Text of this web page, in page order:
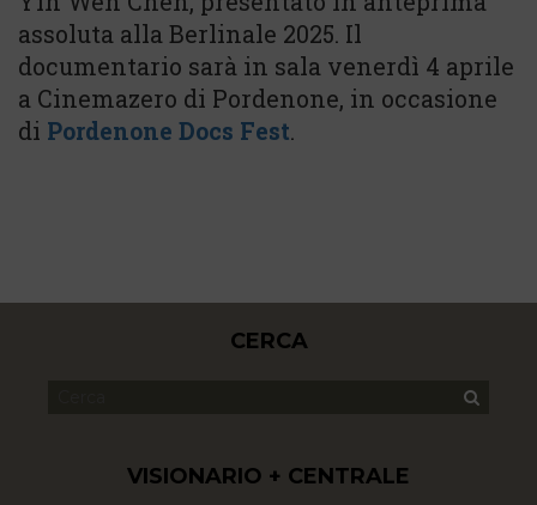
assoluta alla Berlinale 2025. Il
documentario sarà in sala venerdì 4 aprile
a Cinemazero di Pordenone, in occasione
di Pordenone Docs Fest.
CERCA
VISIONARIO + CENTRALE